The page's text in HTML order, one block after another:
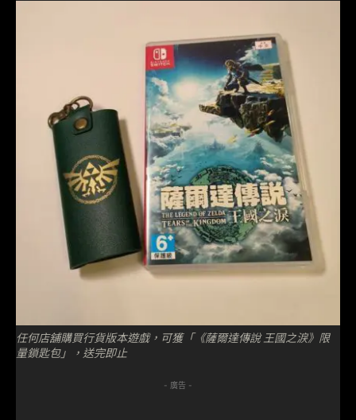
任何店舖購買行貨版本遊戲，可獲「《薩爾達傳說 王國之淚》限
量鎖匙包」，送完即止
- 廣告 -